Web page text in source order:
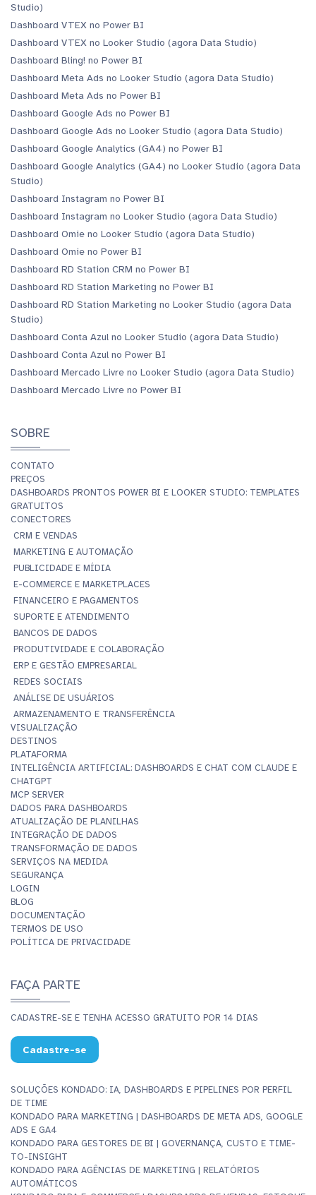
Studio)
Dashboard VTEX no Power BI
Dashboard VTEX no Looker Studio (agora Data Studio)
Dashboard Bling! no Power BI
Dashboard Meta Ads no Looker Studio (agora Data Studio)
Dashboard Meta Ads no Power BI
Dashboard Google Ads no Power BI
Dashboard Google Ads no Looker Studio (agora Data Studio)
Dashboard Google Analytics (GA4) no Power BI
Dashboard Google Analytics (GA4) no Looker Studio (agora Data
Studio)
Dashboard Instagram no Power BI
Dashboard Instagram no Looker Studio (agora Data Studio)
Dashboard Omie no Looker Studio (agora Data Studio)
Dashboard Omie no Power BI
Dashboard RD Station CRM no Power BI
Dashboard RD Station Marketing no Power BI
Dashboard RD Station Marketing no Looker Studio (agora Data
Studio)
Dashboard Conta Azul no Looker Studio (agora Data Studio)
Dashboard Conta Azul no Power BI
Dashboard Mercado Livre no Looker Studio (agora Data Studio)
Dashboard Mercado Livre no Power BI
SOBRE
CONTATO
PREÇOS
DASHBOARDS PRONTOS POWER BI E LOOKER STUDIO: TEMPLATES
GRATUITOS
CONECTORES
CRM E VENDAS
MARKETING E AUTOMAÇÃO
PUBLICIDADE E MÍDIA
E-COMMERCE E MARKETPLACES
FINANCEIRO E PAGAMENTOS
SUPORTE E ATENDIMENTO
BANCOS DE DADOS
PRODUTIVIDADE E COLABORAÇÃO
ERP E GESTÃO EMPRESARIAL
REDES SOCIAIS
ANÁLISE DE USUÁRIOS
ARMAZENAMENTO E TRANSFERÊNCIA
VISUALIZAÇÃO
DESTINOS
PLATAFORMA
INTELIGÊNCIA ARTIFICIAL: DASHBOARDS E CHAT COM CLAUDE E
CHATGPT
MCP SERVER
DADOS PARA DASHBOARDS
ATUALIZAÇÃO DE PLANILHAS
INTEGRAÇÃO DE DADOS
TRANSFORMAÇÃO DE DADOS
SERVIÇOS NA MEDIDA
SEGURANÇA
LOGIN
BLOG
DOCUMENTAÇÃO
TERMOS DE USO
POLÍTICA DE PRIVACIDADE
FAÇA PARTE
CADASTRE-SE E TENHA ACESSO GRATUITO POR 14 DIAS
Cadastre-se
SOLUÇÕES KONDADO: IA, DASHBOARDS E PIPELINES POR PERFIL
DE TIME
KONDADO PARA MARKETING | DASHBOARDS DE META ADS, GOOGLE
ADS E GA4
KONDADO PARA GESTORES DE BI | GOVERNANÇA, CUSTO E TIME-
TO-INSIGHT
KONDADO PARA AGÊNCIAS DE MARKETING | RELATÓRIOS
AUTOMÁTICOS